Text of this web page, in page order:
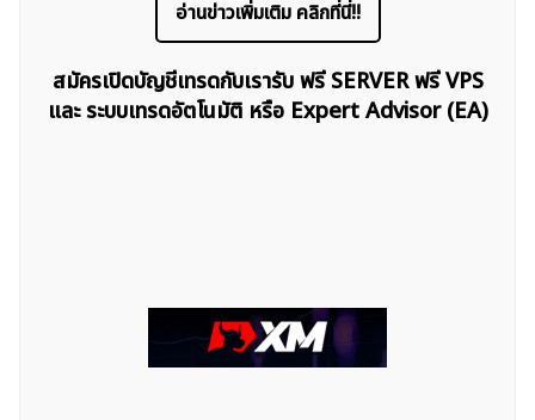
อ่านข่าวเพิ่มเติม คลิกที่นี่!!
สมัครเปิดบัญชีเทรดกับเรารับ ฟรี SERVER ฟรี VPS
และ ระบบเทรดอัตโนมัติ หรือ Expert Advisor (EA)